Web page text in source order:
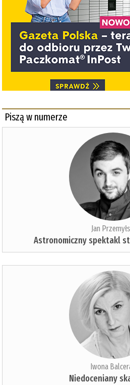
Piszą w numerze
Jan
Astronomiczny spektakl
Iwona
Niedoceniany